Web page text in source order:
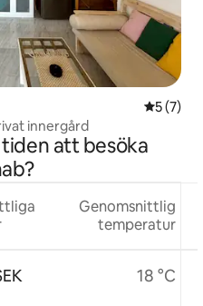
5 av 5 i
5 (7)
innergård
att besöka
Genomsnittlig
temperatur
18 °C